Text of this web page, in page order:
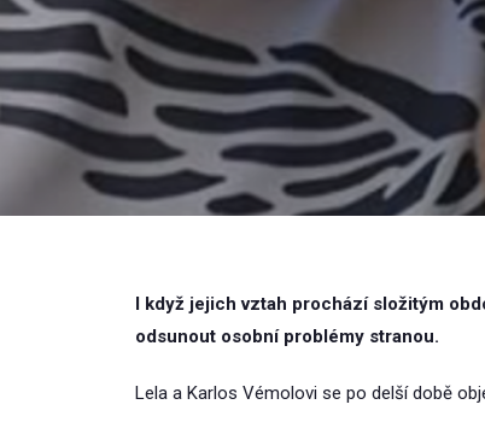
I když jejich vztah prochází složitým
odsunout osobní problémy stranou.
Lela a Karlos Vémolovi se po delší době